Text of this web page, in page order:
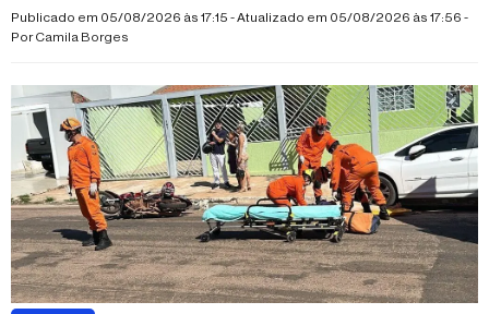
município na competição estadual
Publicado em 05/08/2026 às 17:15 - Atualizado em 05/08/2026 às 17:56 -
PorCamila Borges